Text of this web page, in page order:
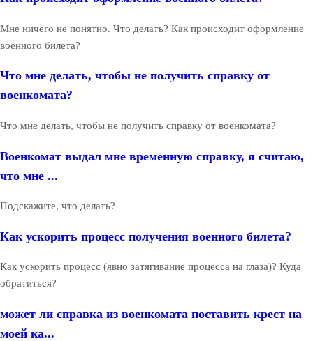
Мне ничего не понятно. Что делать? Как происходит оформление
военного билета?
Что мне делать, чтобы не получить справку от
военкомата?
Что мне делать, чтобы не получить справку от военкомата?
Военкомат выдал мне временную справку, я считаю,
что мне ...
Подскажите, что делать?
Как ускорить процесс получения военного билета?
Как ускорить процесс (явно затягивание процесса на глаза)? Куда
обратиться?
может ли справка из военкомата поставить крест на
моей ка...